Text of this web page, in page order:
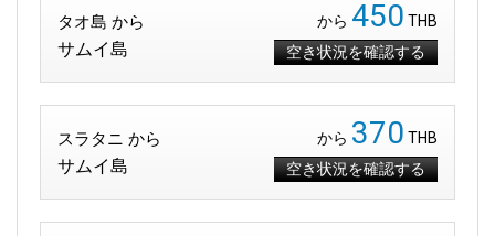
タオ島 から
サムイ島
から 450 THB
空き状況を確認する
スラタニ から
サムイ島
から 370 THB
空き状況を確認する